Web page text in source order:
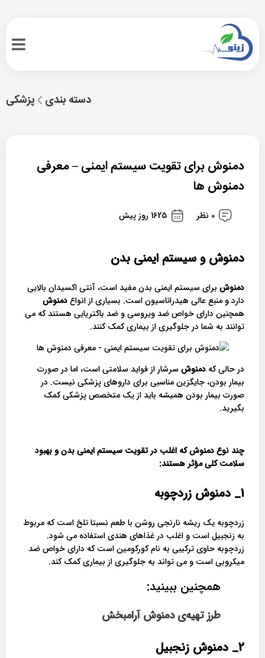
پزشکی دسته بندی
دمنوش برای تقویت سیستم ایمنی – معرفی
دمنوش ها
0 نظر 1625 روز پیش
دمنوش و سیستم ایمنی بدن
دمنوش برای سیستم ایمنی بدن مفید است، آنتی اکسیدان بالایی
دارد و منبع عالی هیدراتاسیون است. بسیاری از انواعدمنوش
همچنین دارای خواص ضد ویروسی و ضد باکتریایی هستند که می
توانند به شما در جلوگیری از بیماری کمک کنند.
در حالی که دمنوشسرشار از فواید سلامتی است، اما در صورت
بیمار بودن، جایگزین مناسبی برای داروهای پزشکی نیست. در
صورت بیمار بودن همیشه باید از یک متخصص پزشکی کمک
بگیرید.
چند نوع دمنوش که اغلب در تقویت سیستم ایمنی بدن و بهبود
سلامت کلی مؤثر هستند:
1_ دمنوش زردچوبه
زردچوبه یک ریشه نارنجی روشن با طعم نسبتا تلخ است که مربوط
به زنجبیل است و اغلب در غذاهای هندی استفاده می شود.
زردچوبه حاوی ترکیبی به نام کورکومین است که دارای خواص ضد
میکروبی است و می تواند به جلوگیری از بیماری کمک کند.
همچنین ببینید:
طرز تهیه‌ی دمنوش آرامبخش
2_ دمنوش زنجبیل